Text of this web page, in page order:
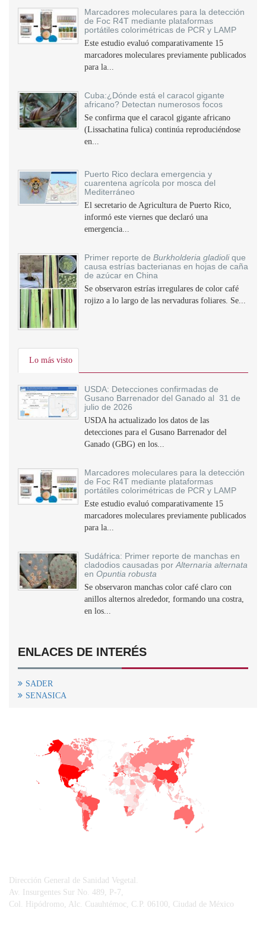
Marcadores moleculares para la detección
de Foc R4T mediante plataformas
portátiles colorimétricas de PCR y LAMP
Este estudio evaluó comparativamente 15
marcadores moleculares previamente publicados
para la...
Cuba:¿Dónde está el caracol gigante
africano? Detectan numerosos focos
Se confirma que el caracol gigante africano
(Lissachatina fulica) continúa reproduciéndose
en...
Puerto Rico declara emergencia y
cuarentena agrícola por mosca del
Mediterráneo
El secretario de Agricultura de Puerto Rico,
informó este viernes que declaró una
emergencia...
Primer reporte de Burkholderia gladiolique
causa estrías bacterianas en hojas de caña
de azúcar en China
Se observaron estrías irregulares de color café
rojizo a lo largo de las nervaduras foliares. Se...
Lo más visto
USDA: Detecciones confirmadas de
Gusano Barrenador del Ganado al 31 de
julio de 2026
USDA ha actualizado los datos de las
detecciones para el Gusano Barrenador del
Ganado (GBG) en los...
Marcadores moleculares para la detección
de Foc R4T mediante plataformas
portátiles colorimétricas de PCR y LAMP
Este estudio evaluó comparativamente 15
marcadores moleculares previamente publicados
para la...
Sudáfrica: Primer reporte de manchas en
cladodios causadas por Alternaria alternata
en Opuntia robusta
Se observaron manchas color café claro con
anillos alternos alrededor, formando una costra,
en los...
ENLACES DE INTERÉS
SADER
SENASICA
Dirección General de Sanidad Vegetal.
Av. Insurgentes Sur No. 489, P-7,
Col. Hipódromo, Alc. Cuauhtémoc, C.P. 06100, Ciudad de México